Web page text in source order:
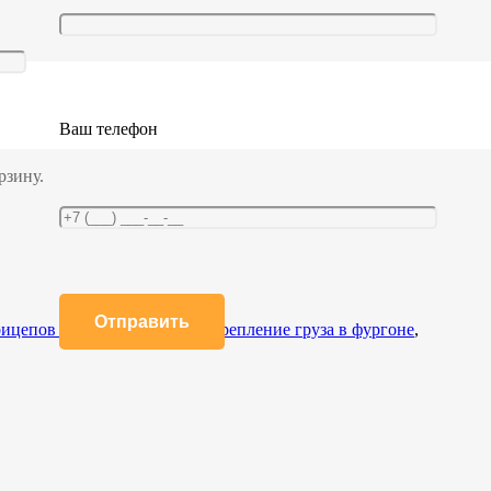
Ваш телефон
и рефрижераторов Крепление груза в фургоне,